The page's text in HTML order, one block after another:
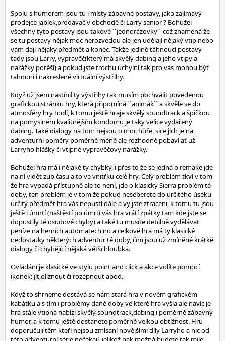
Spolu s humorem jsou tu i místy zábavné postavy, jako zajímavý
prodejce jablek,prodavač v obchodě či Larry senior ? Bohužel
všechny tyto postavy jsou takové ´´jednorázovky´´ což znamená že
se tu postavy nějak moc nerozvedou ale jen udělají nějaký vtip nebo
vám dají nějaký předmět a konec. Takže jediné táhnoucí postavy
tady jsou Larry, vypravěč(který má skvělý dabing a jeho vtipy a
narážky potěší) a pokud jste trochu úchylní tak pro vás mohou být
tahouni i nakreslené virtuální výstřihy.
Když už jsem nastínil ty výstřihy tak musím pochválit povedenou
grafickou stránku hry, která připomíná ´´animák´´ a skvěle se do
atmosféry hry hodí, k tomu ještě hraje skvělý soundtrack a špičkou
na pomyslném kvalitnějším kondomu je taky velice vydařený
dabing. Také dialogy na tom nejsou o moc hůře, sice jich je na
adventurní poměry poměrně méně ale rozhodně pobaví ať už
Larryho hlášky či vtipné vypravěčovy narážky.
Bohužel hra má i nějaké ty chybky, i přes to že se jedná o remake jde
na ní vidět zub času a to ve vnitřku celé hry. Celý problém tkví v tom
že hra vypadá přístupně ale to není, jde o klasický Sierra problém té
doby, ten problém je v tom že pokud neseberete do určitého úseku
určitý předmět hra vás nepustí dále a vy jste ztraceni, k tomu tu jsou
ještě i úmrtí (naštěstí po úmrtí vás hra vrátí zpátky tam kde jste se
dopustily té osudové chyby) a také tu musíte debilně vydělávat
peníze na herních automatech no a celkově hra má ty klasické
nedostatky některých adventur té doby, čím jsou už zmíněné krátké
dialogy či chybějící nějaká větší hloubka.
Ovládání je klasické ve stylu point and click a akce volíte pomocí
ikonek: jít,olíznout či rozepnout apod.
Když to shrneme dostává se nám stará hra v novém grafickém
kabátku a s tím i problémy dané doby ve které hra vyšla ale navíc je
hra stále vtipná nabízí skvělý soundtrack,dabing i poměrně zábavný
humor, a k tomu ještě dostanete poměrně velkou obtížnost. Hru
doporučuji těm kteří nejsou zmlsaní novějšími díly Larryho a nic od